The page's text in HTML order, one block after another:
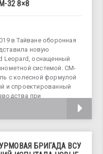
32 8×8
в Тайване оборонная
новую
Leopard, оснащенный
системой. CM-
с колесной формулой
и спроектированный
при
БРИГАДА ВСУ